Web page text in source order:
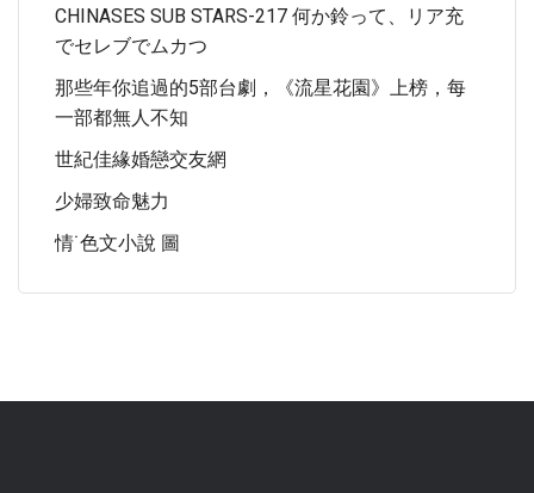
CHINASES SUB STARS-217 何か鈴って、リア充
でセレブでムカつ
那些年你追過的5部台劇，《流星花園》上榜，每
一部都無人不知
世紀佳緣婚戀交友網
少婦致命魅力
情˙色文小說 圖